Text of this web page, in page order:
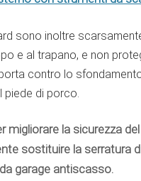
sono inoltre
e al trapano, e non
contro lo
piede di porco.
migliorare la sicurezza
sostituire la serratura
garage antiscasso.